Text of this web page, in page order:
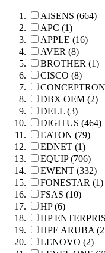
AISENS (664)
APC (1)
APPLE (16)
AVER (8)
BROTHER (1)
CISCO (8)
DBX OEM (2)
DELL (3)
DIGITUS (464)
EATON (79)
EDNET (1)
EQUIP (706)
EWENT (332)
FONESTAR (1)
FSAS (10)
HP (6)
HP
HPE ARUBA
LENOVO (2)